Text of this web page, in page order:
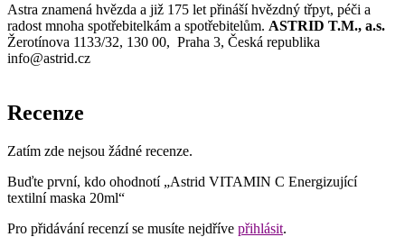
Astra znamená hvězda a již 175 let přináší hvězdný třpyt, péči a
radost mnoha spotřebitelkám a spotřebitelům. ASTRID T.M., a.s.
Žerotínova 1133/32, 130 00, Praha 3, Česká republika
info@astrid.cz
Recenze
Zatím zde nejsou žádné recenze.
Buďte první, kdo ohodnotí „Astrid VITAMIN C Energizující
textilní maska 20ml“
Pro přidávání recenzí se musíte nejdříve přihlásit.